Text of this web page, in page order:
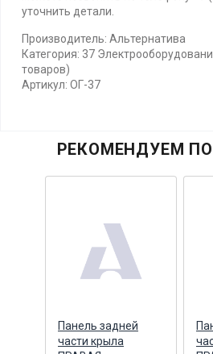
уточнить детали.
Производитель: Альтернатива
Категория: 37
товаров)
Артикул: ОГ-37
РЕКОМЕНДУЕМ
Панель задней
части крыла